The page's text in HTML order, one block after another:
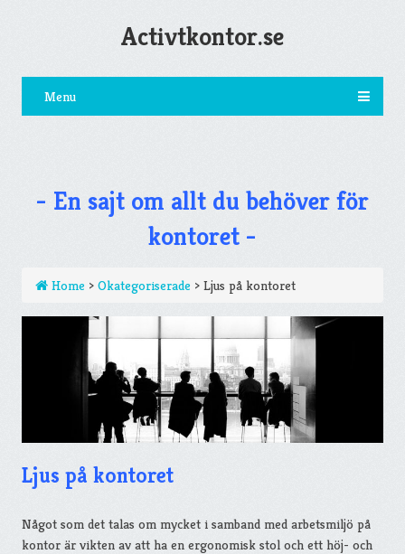
Activtkontor.se
Menu
- En sajt om allt du behöver för
kontoret -
Home > Okategoriserade > Ljus på kontoret
Ljus på kontoret
Något som det talas om mycket i samband med arbetsmiljö på
kontor är vikten av att ha en ergonomisk stol och ett höj- och